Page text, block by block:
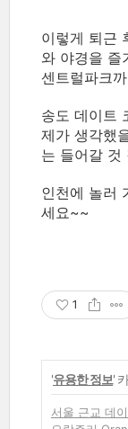
이렇게 퇴근
와 야경을 즐
센트럴파크
송도 데이트
제가 생각했
는 들어갈 것
인천에 놀러
세요~~
1
'유용한 정보'
서울 근교 데